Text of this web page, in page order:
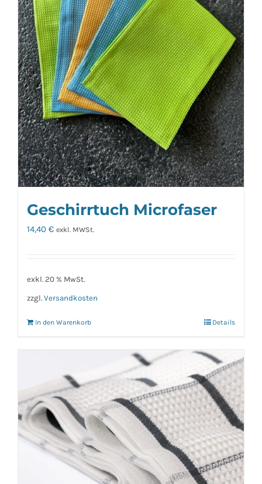
Geschirrtuch Microfaser
14,40 € exkl. MWSt.
exkl. 20 % MwSt.
zzgl. Versandkosten
In den Warenkorb Details